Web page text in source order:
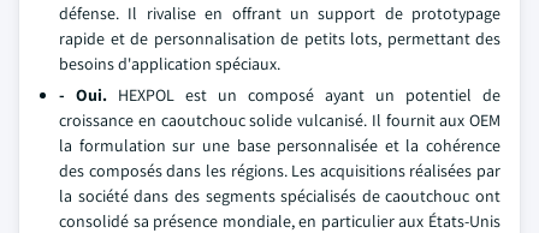
défense. Il rivalise en offrant un support de prototypage
rapide et de personnalisation de petits lots, permettant des
besoins d'application spéciaux.
- Oui. HEXPOL est un composé ayant un potentiel de
croissance en caoutchouc solide vulcanisé. Il fournit aux OEM
la formulation sur une base personnalisée et la cohérence
des composés dans les régions. Les acquisitions réalisées par
la société dans des segments spécialisés de caoutchouc ont
consolidé sa présence mondiale, en particulier aux États-Unis